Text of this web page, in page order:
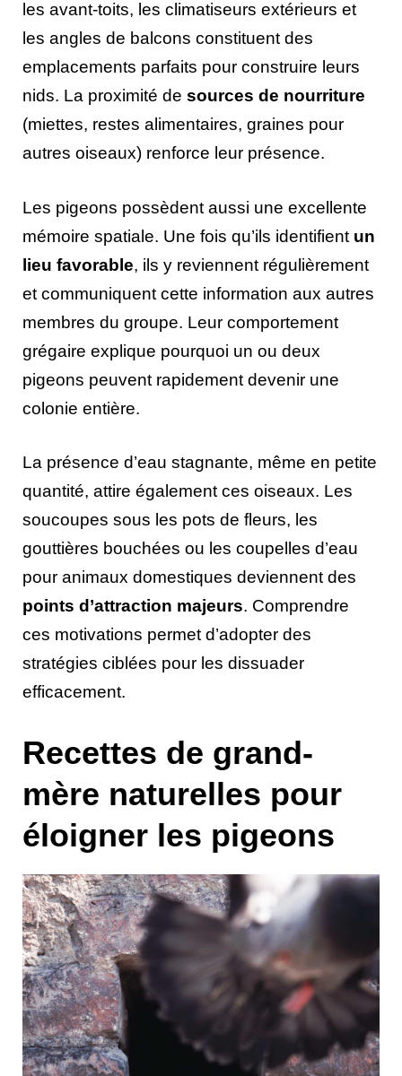
les avant-toits, les climatiseurs extérieurs et
les angles de balcons constituent des
emplacements parfaits pour construire leurs
nids. La proximité de sources de nourriture
(miettes, restes alimentaires, graines pour
autres oiseaux) renforce leur présence.
Les pigeons possèdent aussi une excellente
mémoire spatiale. Une fois qu’ils identifient un
lieu favorable, ils y reviennent régulièrement
et communiquent cette information aux autres
membres du groupe. Leur comportement
grégaire explique pourquoi un ou deux
pigeons peuvent rapidement devenir une
colonie entière.
La présence d’eau stagnante, même en petite
quantité, attire également ces oiseaux. Les
soucoupes sous les pots de fleurs, les
gouttières bouchées ou les coupelles d’eau
pour animaux domestiques deviennent des
points d’attraction majeurs. Comprendre
ces motivations permet d’adopter des
stratégies ciblées pour les dissuader
efficacement.
Recettes de grand-
mère naturelles pour
éloigner les pigeons